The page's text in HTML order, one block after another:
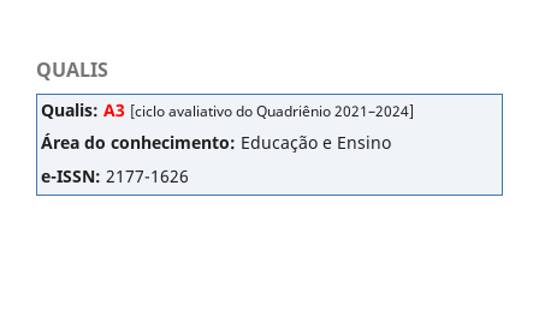
QUALIS
Qualis: A3 [ciclo avaliativo do Quadriênio 2021–2024]
Área do conhecimento: Educação e Ensino
e-ISSN: 2177-1626